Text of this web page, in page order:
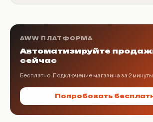
AWW ПЛАТФОРМА
Автоматизируйте
сейчас
Бесплатно. Подключение магазина за 2
Попробовать